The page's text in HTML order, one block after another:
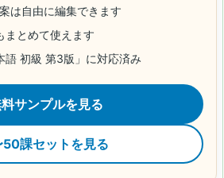
は自由に編集できます
まとめて使えます
語 初級 第3版」に対応済み
サンプルを見る
50課セットを見る